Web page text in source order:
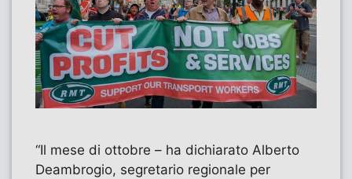
“Il mese di ottobre – ha dichiarato Alberto
Deambrogio, segretario regionale per